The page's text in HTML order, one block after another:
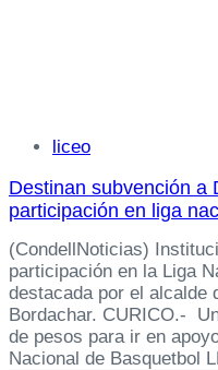
Tags liceo
Destinan subvención a
participación en liga
(CondellNoticias)
participación en la Liga
destacada por el alcalde
Bordachar. CURICO.-
de pesos para ir en
Nacional de Basquetbol